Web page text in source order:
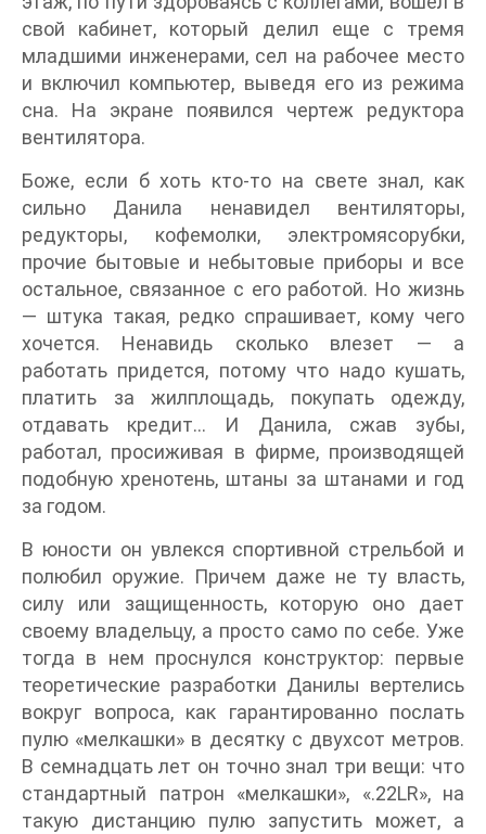
свой кабинет, который делил еще с тремя
младшими инженерами, сел на рабочее место
и включил компьютер, выведя его из режима
сна. На экране появился чертеж редуктора
вентилятора.
Боже, если б хоть кто-то на свете знал, как
сильно Данила ненавидел вентиляторы,
редукторы, кофемолки, электромясорубки,
прочие бытовые и небытовые приборы и все
остальное, связанное с его работой. Но жизнь
— штука такая, редко спрашивает, кому чего
хочется. Ненавидь сколько влезет — а
работать придется, потому что надо кушать,
платить за жилплощадь, покупать одежду,
отдавать кредит… И Данила, сжав зубы,
работал, просиживая в фирме, производящей
подобную хренотень, штаны за штанами и год
за годом.
В юности он увлекся спортивной стрельбой и
полюбил оружие. Причем даже не ту власть,
силу или защищенность, которую оно дает
своему владельцу, а просто само по себе. Уже
тогда в нем проснулся конструктор: первые
теоретические разработки Данилы вертелись
вокруг вопроса, как гарантированно послать
пулю «мелкашки» в десятку с двухсот метров.
В семнадцать лет он точно знал три вещи: что
стандартный патрон «мелкашки», «.22LR», на
такую дистанцию пулю запустить может, а